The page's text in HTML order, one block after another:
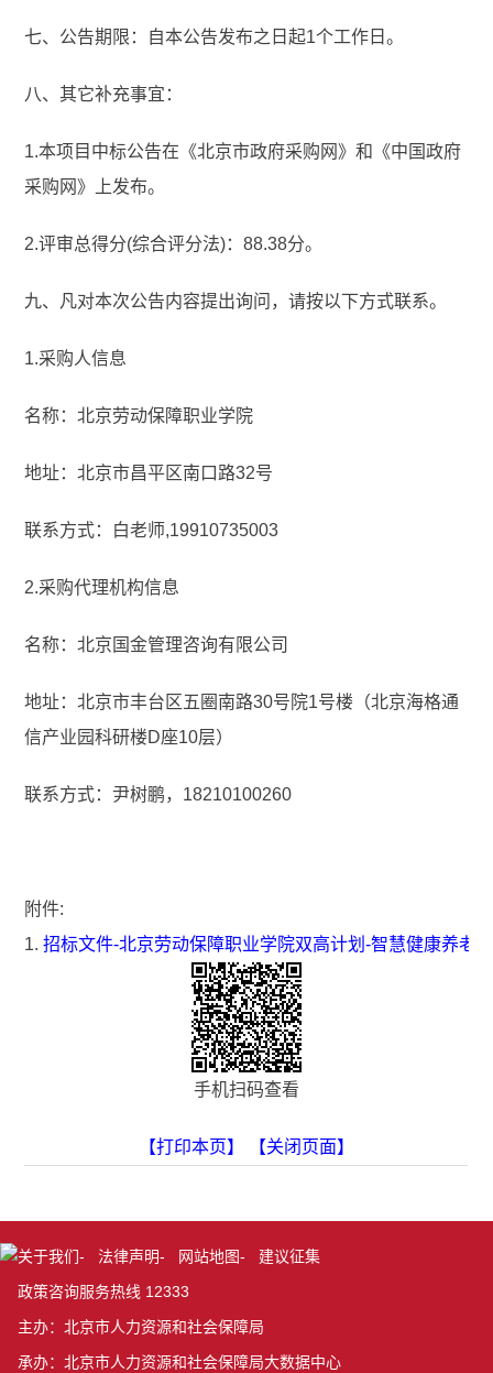
七、公告期限：自本公告发布之日起1个工作日。
八、其它补充事宜：
1.本项目中标公告在《北京市政府采购网》和《中国政府
采购网》上发布。
2.评审总得分(综合评分法)：88.38分。
九、凡对本次公告内容提出询问，请按以下方式联系。
1.采购人信息
名称：北京劳动保障职业学院
地址：北京市昌平区南口路32号
联系方式：白老师,19910735003
2.采购代理机构信息
名称：北京国金管理咨询有限公司
地址：北京市丰台区五圈南路30号院1号楼（北京海格通
信产业园科研楼D座10层）
联系方式：尹树鹏，18210100260
附件:
1.招标文件-北京劳动保障职业学院双高计划-智慧健康养老
手机扫码查看
【打印本页】 【关闭页面】
关于我们- 法律声明- 网站地图- 建议征集
政策咨询服务热线 12333
主办：北京市人力资源和社会保障局
承办：北京市人力资源和社会保障局大数据中心